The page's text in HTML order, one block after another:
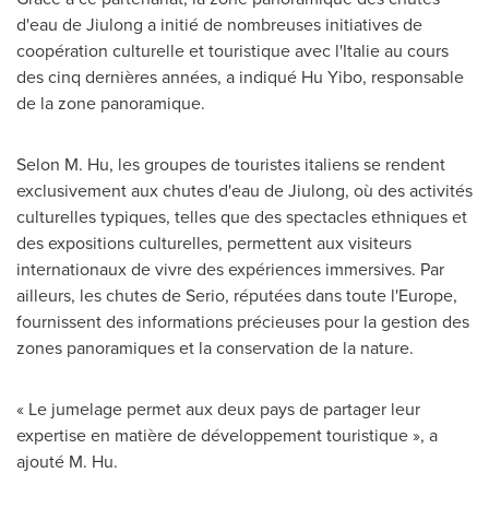
d'eau de Jiulong a initié de nombreuses initiatives de
coopération culturelle et touristique avec l'Italie au cours
des cinq dernières années, a indiqué Hu Yibo, responsable
de la zone panoramique.
Selon M. Hu, les groupes de touristes italiens se rendent
exclusivement aux chutes d'eau de Jiulong, où des activités
culturelles typiques, telles que des spectacles ethniques et
des expositions culturelles, permettent aux visiteurs
internationaux de vivre des expériences immersives. Par
ailleurs, les chutes de Serio, réputées dans toute l'Europe,
fournissent des informations précieuses pour la gestion des
zones panoramiques et la conservation de la nature.
« Le jumelage permet aux deux pays de partager leur
expertise en matière de développement touristique », a
ajouté M. Hu.